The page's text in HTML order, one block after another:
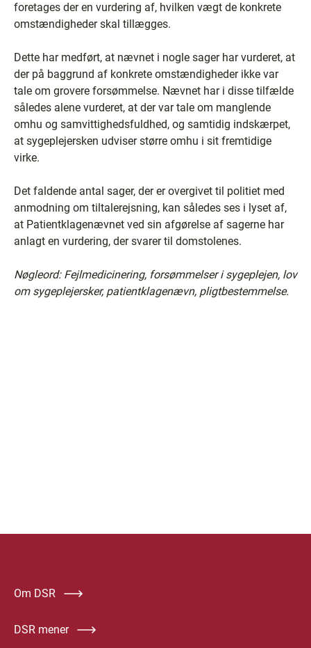
foretages der en vurdering af, hvilken vægt de konkrete
omstændigheder skal tillægges.
Dette har medført, at nævnet i nogle sager har vurderet, at
der på baggrund af konkrete omstændigheder ikke var
tale om grovere forsømmelse. Nævnet har i disse tilfælde
således alene vurderet, at der var tale om manglende
omhu og samvittighedsfuldhed, og samtidig indskærpet,
at sygeplejersken udviser større omhu i sit fremtidige
virke.
Det faldende antal sager, der er overgivet til politiet med
anmodning om tiltalerejsning, kan således ses i lyset af,
at Patientklagenævnet ved sin afgørelse af sagerne har
anlagt en vurdering, der svarer til domstolenes.
Nøgleord: Fejlmedicinering, forsømmelser i sygeplejen, lov
om sygeplejersker, patientklagenævn, pligtbestemmelse.
Om DSR
DSR mener